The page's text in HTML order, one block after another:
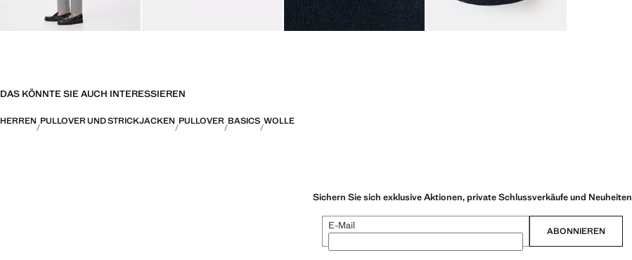
DAS KÖNNTE SIE AUCH INTERESSIEREN
HERREN PULLOVER UND STRICKJACKEN PULLOVER BASICS WOLLE
Sichern Sie sich exklusive Aktionen, private Schlussverkäufe und Neuheiten
E-Mail ABONNIEREN